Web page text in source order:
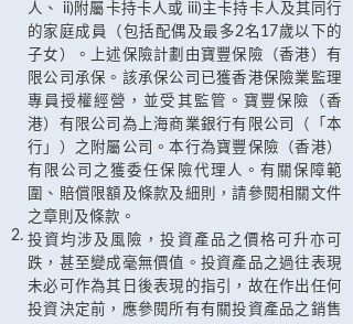
人、 ii)附屬卡持卡人或 iii)主卡持卡人及其同行
的家庭成員（包括配偶及最多2名17歲以下的
子女）。上述保險計劃由寶豐保險（香港）有
限公司承保。該承保公司已獲香港保險業監理
專員授權經營，並受其監管。寶豐保險（香
港）有限公司為上海商業銀行有限公司（「本
行」）之附屬公司。本行為寶豐保險（香港）
有限公司之獲委任保險代理人。有關保障範
圍、賠償限額及條款及細則，請參閱相關文件
之章則及條款。
2. 投資均涉及風險，投資產品之價格可升亦可
跌，甚至變成毫無價值。投資產品之過往表現
未必可作為其日後表現的指引，故在作出任何
投資決定前，應參閱所有有關投資產品之銷售